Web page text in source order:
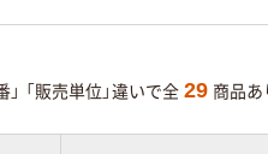
」 「販売単位」違いで全 29 商品あ